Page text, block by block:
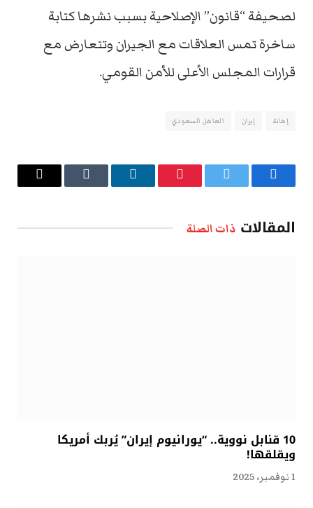
لصحیفة “قانون” الإصلاحية بسبب نشرها كتابة
ساخرة تمس العلاقات مع الجيران وتتعارض مع
قرارات المجلس الأعلى للأمن القومي.
إهانة إيران العاهل السعودي
فيسبوك تويتر بينتيريستلينكدإن Tumblr
البريد
المقالات ذات الصلة
10 قنابل نووية.. “يورانيوم إيران” يُربك أمريكا
ويقلقها!
1 نوفمبر، 2025